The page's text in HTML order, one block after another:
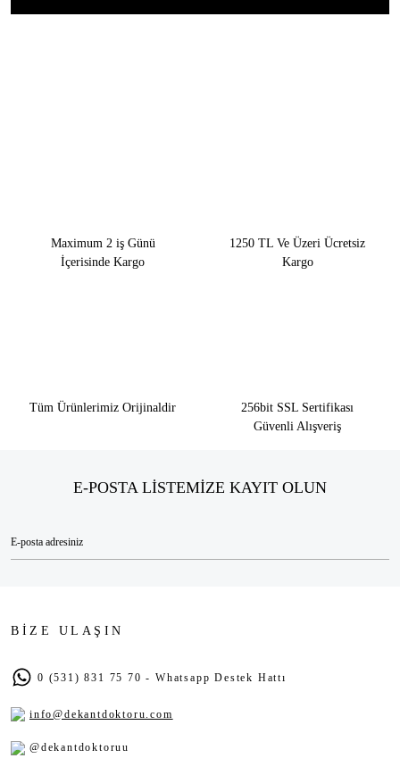
Maximum 2 iş Günü
İçerisinde Kargo
1250 TL Ve Üzeri Ücretsiz
Kargo
Tüm Ürünlerimiz Orijinaldir
256bit SSL Sertifikası
Güvenli Alışveriş
E-POSTA LİSTEMİZE KAYIT OLUN
BİZE ULAŞIN
0 (531) 831 75 70 - Whatsapp Destek Hattı
info@dekantdoktoru.com
@dekantdoktoruu